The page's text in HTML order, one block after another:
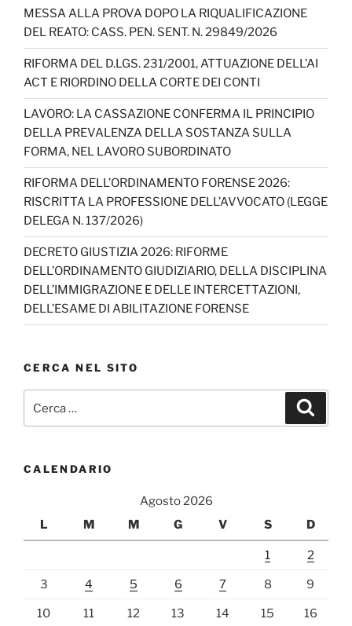
b
o
o
k
a
m
k dI
n
u
b
e
C
h
a
n
n
MESSA ALLA PROVA DOPO LA RIQUALIFICAZIONE
DEL REATO: CASS. PEN. SENT. N. 29849/2026
RIFORMA DEL D.LGS. 231/2001, ATTUAZIONE DELL’AI
ACT E RIORDINO DELLA CORTE DEI CONTI
LAVORO: LA CASSAZIONE CONFERMA IL PRINCIPIO
DELLA PREVALENZA DELLA SOSTANZA SULLA
FORMA, NEL LAVORO SUBORDINATO
RIFORMA DELL’ORDINAMENTO FORENSE 2026:
RISCRITTA LA PROFESSIONE DELL’AVVOCATO (LEGGE
DELEGA N. 137/2026)
DECRETO GIUSTIZIA 2026: RIFORME
DELL’ORDINAMENTO GIUDIZIARIO, DELLA DISCIPLINA
DELL’IMMIGRAZIONE E DELLE INTERCETTAZIONI,
DELL’ESAME DI ABILITAZIONE FORENSE
CERCA NEL SITO
CALENDARIO
Agosto 2026
L
M M G V S D
1 2
3 4 5 6 7 8 9
10 11 12 13 14 15 16